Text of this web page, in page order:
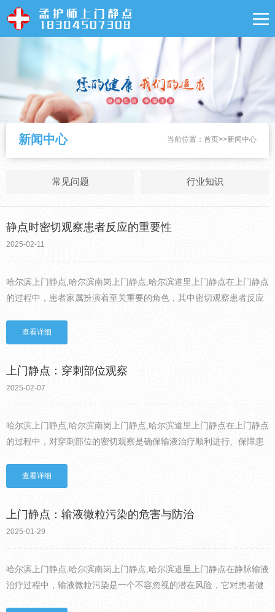
新闻中心 当前位置： 首页>>新闻中心
常见问题 行业知识
静点时密切观察患者反应的重要性
2025-02-11
哈尔滨上门静点,哈尔滨南岗上门静点,哈尔滨道里上门静点在上门静点
的过程中，患者家属扮演着至关重要的角色，其中密切观察患者反应
出的危险信号，需要我们高度警惕。发热是静点过程中较常见的...
查看详细
上门静点：穿刺部位观察
2025-02-07
哈尔滨上门静点,哈尔滨南岗上门静点,哈尔滨道里上门静点在上门静点
的过程中，对穿刺部位的密切观察是确保输液治疗顺利进行、保障患
我们时刻保持警惕。穿刺部位的红肿是较为常见的异常表现之一...
查看详细
上门静点：输液微粒污染的危害与防治
2025-01-29
哈尔滨上门静点,哈尔滨南岗上门静点,哈尔滨道里上门静点在静脉输液
治疗过程中，输液微粒污染是一个不容忽视的潜在风险，它对患者健